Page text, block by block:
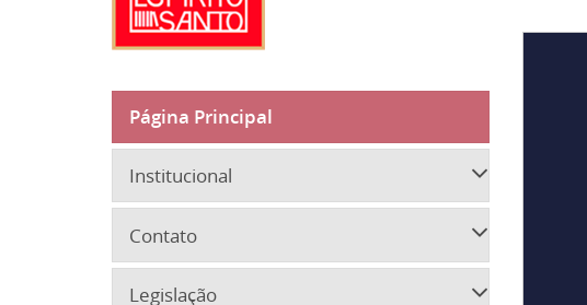
Página Principal
Institucional
Contato
Legislação